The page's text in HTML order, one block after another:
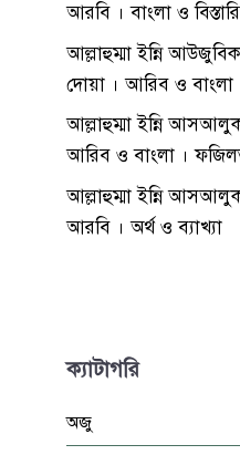
আরবি । বাংলা ও
আল্লাহুম্মা ইন্নি
দোয়া । আরিব ও বাংলা
আল্লাহুম্মা ইন্নি
আরিব ও বাংলা ।
আল্লাহুম্মা ইন্নি
আরবি । অর্থ ও ব্যাখ্যা
ক্যাটাগরি
অজু